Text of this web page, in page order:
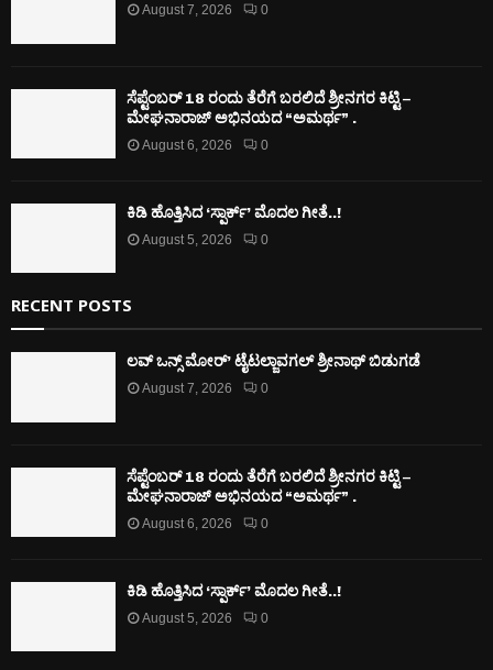
August 7, 2026 0
ಸೆಪ್ಟೆಂಬರ್ 18 ರಂದು ತೆರೆಗೆ ಬರಲಿದೆ ಶ್ರೀನಗರ ಕಿಟ್ಟಿ –
ಮೇಘನಾರಾಜ್ ಅಭಿನಯದ “ಅಮರ್ಥ” .
August 6, 2026 0
ಕಿಡಿ‌‌ ಹೊತ್ತಿಸಿದ ‘ಸ್ಪಾರ್ಕ್’ ಮೊದಲ‌ ಗೀತೆ..!
August 5, 2026 0
RECENT POSTS
ಲವ್ ಒನ್ಸ್ ಮೋರ್’ ಟೈಟಲ್ಜಾವಗಲ್ ಶ್ರೀನಾಥ್ ಬಿಡುಗಡೆ
August 7, 2026 0
ಸೆಪ್ಟೆಂಬರ್ 18 ರಂದು ತೆರೆಗೆ ಬರಲಿದೆ ಶ್ರೀನಗರ ಕಿಟ್ಟಿ –
ಮೇಘನಾರಾಜ್ ಅಭಿನಯದ “ಅಮರ್ಥ” .
August 6, 2026 0
ಕಿಡಿ‌‌ ಹೊತ್ತಿಸಿದ ‘ಸ್ಪಾರ್ಕ್’ ಮೊದಲ‌ ಗೀತೆ..!
August 5, 2026 0